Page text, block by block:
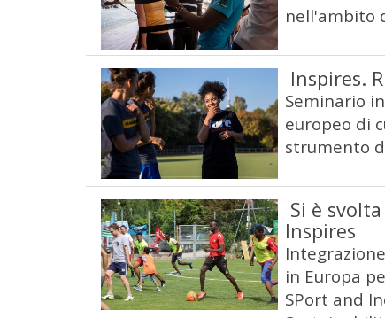
nell'ambito
Inspires.
Seminario
europeo di
strumento
Si è
Inspires
in Europa
SPort and